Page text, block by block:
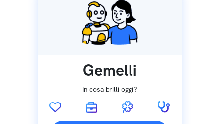
Gemelli
In cosa brilli oggi?